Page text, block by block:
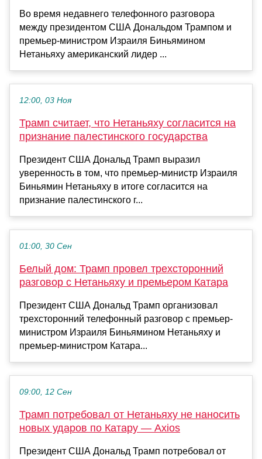
Во время недавнего телефонного разговора
между президентом США Дональдом Трампом и
премьер-министром Израиля Биньямином
Нетаньяху американский лидер ...
12:00, 03 Ноя
Трамп считает, что Нетаньяху согласится на
признание палестинского государства
Президент США Дональд Трамп выразил
уверенность в том, что премьер-министр Израиля
Биньямин Нетаньяху в итоге согласится на
признание палестинского г...
01:00, 30 Сен
Белый дом: Трамп провел трехсторонний
разговор с Нетаньяху и премьером Катара
Президент США Дональд Трамп организовал
трехсторонний телефонный разговор с премьер-
министром Израиля Биньямином Нетаньяху и
премьер-министром Катара...
09:00, 12 Сен
Трамп потребовал от Нетаньяху не наносить
новых ударов по Катару — Axios
Президент США Дональд Трамп потребовал от